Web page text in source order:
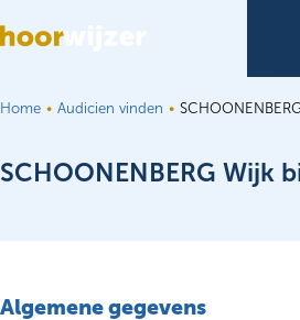
Home Audicien vinden
SCHOONENBERG Wijk
Algemene gegevens